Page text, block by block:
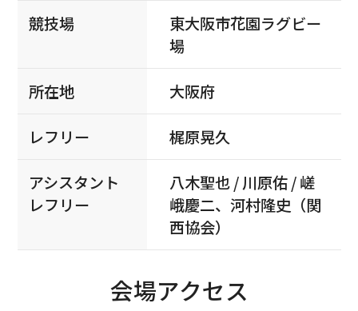
競技場
東大阪市花園ラグビー
場
所在地 大阪府
レフリー 梶原晃久
アシスタント
レフリー
八木聖也 / 川原佑 / 嵯
峨慶二、河村隆史（関
西協会）
会場アクセス